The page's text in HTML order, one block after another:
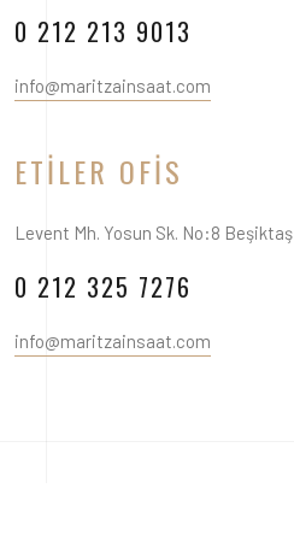
0 212 213 9013
info@maritzainsaat.com
ETILER OFIS
Levent Mh. Yosun Sk. No:8 Beşiktaş
0 212 325 7276
info@maritzainsaat.com